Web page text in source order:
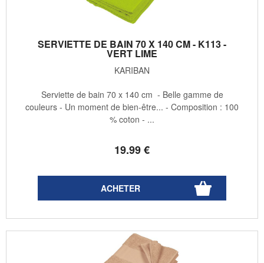
SERVIETTE DE BAIN 70 X 140 CM - K113 -
VERT LIME
KARIBAN
19.99€
Serviette de bain 70 x 140 cm - Belle gamme de
couleurs - Un moment de bien-être... - Composition : 100
% coton - ...